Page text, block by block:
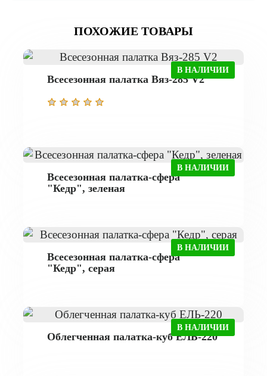
ПОХОЖИЕ ТОВАРЫ
В НАЛИЧИИ
Всесезонная палатка Вяз-285 V2
В НАЛИЧИИ
Всесезонная палатка-сфера
"Кедр", зеленая
В НАЛИЧИИ
Всесезонная палатка-сфера
"Кедр", серая
В НАЛИЧИИ
Облегченная палатка-куб ЕЛЬ-220